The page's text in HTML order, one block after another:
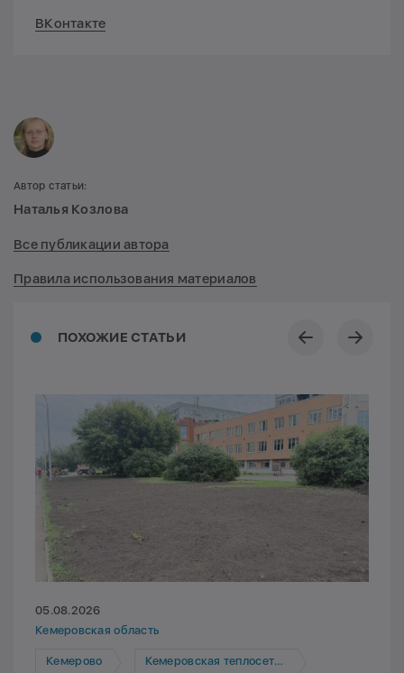
ВКонтакте
ПОХОЖИЕ СТАТЬИ
05.08.2026
Кемеровская область
Кемерово Кемеровская теплосетевая компания
Автор статьи:
Наталья Козлова
Все публикации автора
Правила использования материалов